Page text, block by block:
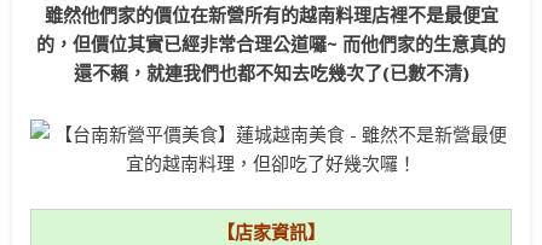
雖然他們家的價位在新營所有的越南料理店裡不是最便宜
的，但價位其實已經非常合理公道囉~ 而他們家的生意真的
還不賴，就連我們也都不知去吃幾次了(已數不清)
【店家資訊】